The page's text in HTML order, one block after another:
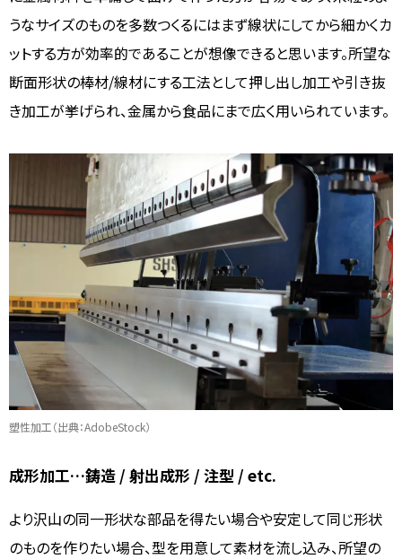
うなサイズのものを多数つくるにはまず線状にしてから細かくカ
ットする方が効率的であることが想像できると思います。所望な
断面形状の棒材/線材にする工法として押し出し加工や引き抜
き加工が挙げられ、金属から食品にまで広く用いられています。
塑性加工（出典：AdobeStock）
成形加工…鋳造 / 射出成形 / 注型 / etc.
より沢山の同一形状な部品を得たい場合や安定して同じ形状
のものを作りたい場合、型を用意して素材を流し込み、所望の